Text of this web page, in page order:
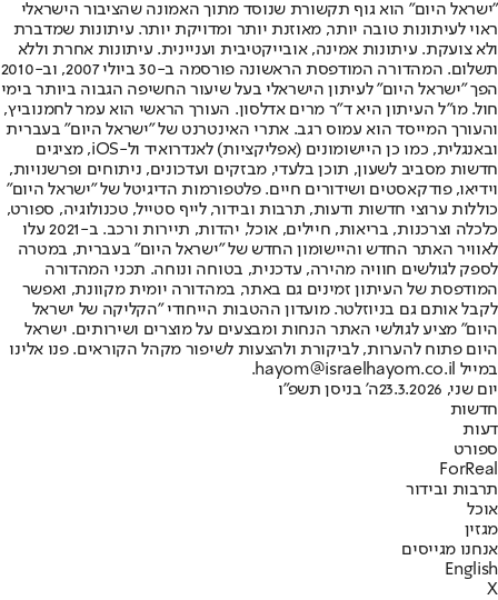
"ישראל היום" הוא גוף תקשורת שנוסד מתוך האמונה שהציבור הישראלי
ראוי לעיתונות טובה יותר, מאוזנת יותר ומדויקת יותר. עיתונות שמדברת
ולא צועקת. עיתונות אמינה, אובייקטיבית ועניינית. עיתונות אחרת וללא
תשלום. המהדורה המודפסת הראשונה פורסמה ב-30 ביולי 2007, וב-2010
הפך "ישראל היום" לעיתון הישראלי בעל שיעור החשיפה הגבוה ביותר בימי
חול. מו"ל העיתון היא ד"ר מרים אדלסון. העורך הראשי הוא עמר לחמנוביץ,
והעורך המייסד הוא עמוס רגב. אתרי האינטרנט של "ישראל היום" בעברית
ובאנגלית, כמו כן היישומונים (אפליקציות) לאנדרואיד ול-iOS, מציגים
חדשות מסביב לשעון, תוכן בלעדי, מבזקים ועדכונים, ניתוחים ופרשנויות,
וידיאו, פודקאסטים ושידורים חיים. פלטפורמות הדיגיטל של "ישראל היום"
כוללות ערוצי חדשות ודעות, תרבות ובידור, לייף סטייל, טכנולוגיה, ספורט,
כלכלה וצרכנות, בריאות, חיילים, אוכל, יהדות, תיירות ורכב. ב-2021 עלו
לאוויר האתר החדש והיישומון החדש של "ישראל היום" בעברית, במטרה
לספק לגולשים חוויה מהירה, עדכנית, בטוחה ונוחה. תכני המהדורה
המודפסת של העיתון זמינים גם באתר, במהדורה יומית מקוונת, ואפשר
לקבל אותם גם בניוזלטר. מועדון ההטבות הייחודי "הקליקה של ישראל
היום" מציע לגולשי האתר הנחות ומבצעים על מוצרים ושירותים. ישראל
היום פתוח להערות, לביקורת ולהצעות לשיפור מקהל הקוראים. פנו אלינו
במייל hayom@israelhayom.co.il.
יום שני, 23.3.2026
ה' בניסן תשפ"ו
חדשות
דעות
ספורט
ForReal
תרבות ובידור
אוכל
מגזין
אנחנו מגייסים
English
X